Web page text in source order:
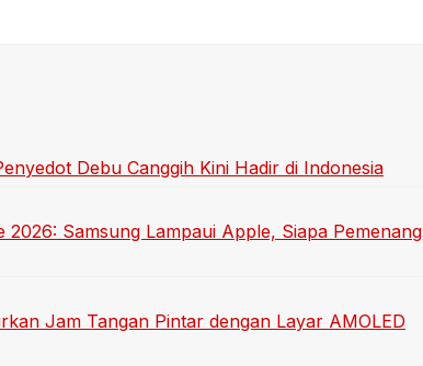
Debu Canggih Kini Hadir di Indonesia
Samsung Lampaui Apple, Siapa Pemenang
Jam Tangan Pintar dengan Layar AMOLED